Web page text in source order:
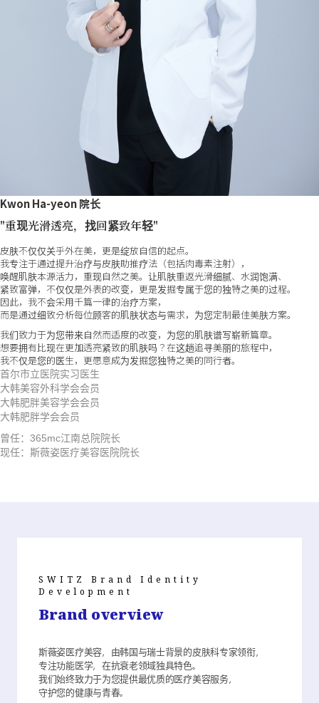
Kwon Ha-yeon 院长
"重现光滑透亮，找回紧致年轻"
皮肤不仅仅关乎外在美，更是绽放自信的起点。
我专注于通过提升治疗与皮肤助推疗法（包括肉毒素注射），
唤醒肌肤本源活力，重现自然之美。让肌肤重返光滑细腻、水润饱满、
紧致富弹，不仅仅是外表的改变，更是发掘专属于您的独特之美的过程。
因此，我不会采用千篇一律的治疗方案，
而是通过细致分析每位顾客的肌肤状态与需求，为您定制最佳美肤方案。
我们致力于为您带来自然而适度的改变，为您的肌肤谱写崭新篇章。
想要拥有比现在更加透亮紧致的肌肤吗？在这趟追寻美丽的旅程中，
我不仅是您的医生，更愿意成为发掘您独特之美的同行者。
首尔市立医院实习医生
大韩美容外科学会会员
大韩肥胖美容学会会员
大韩肥胖学会会员
曾任：365mc江南总院院长
现任：斯薇姿医疗美容医院院长
SWITZ Brand Identity
Development
Brand overview
斯薇姿医疗美容，由韩国与瑞士背景的皮肤科专家领衔，
专注功能医学，在抗衰老领域独具特色。
我们始终致力于为您提供最优质的医疗美容服务，
守护您的健康与青春。